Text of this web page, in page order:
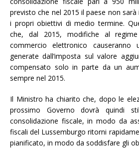
previsto che nel 2015 il paese non
i propri obiettivi di medio termine.
che, dal 2015, modifiche al
commercio elettronico
generate dall’imposta sul valore
compensato solo in parte da un
sempre nel 2015.
Il Ministro ha chiarito che, dopo le
prossimo Governo dovrà quindi
consolidazione fiscale, in modo da
fiscali del Lussemburgo ritorni
pianificato, in modo da soddisfare gli